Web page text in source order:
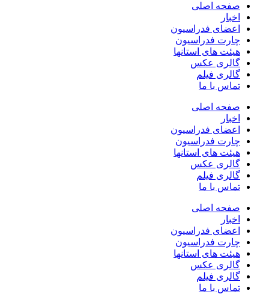
صفحه اصلی
اخبار
اعضای فدراسیون
چارت فدراسیون
هیئت های استانها
گالری عکس
گالری فیلم
تماس با ما
صفحه اصلی
اخبار
اعضای فدراسیون
چارت فدراسیون
هیئت های استانها
گالری عکس
گالری فیلم
تماس با ما
صفحه اصلی
اخبار
اعضای فدراسیون
چارت فدراسیون
هیئت های استانها
گالری عکس
گالری فیلم
تماس با ما